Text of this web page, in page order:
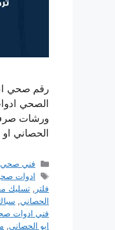
رقم صحي
الصحي
ورشات
الحصاني
التصنيفات
فني صحي
الوسوم
ادوات
فلتر , تسليك
الحصاني,
فني ادوات
ابو الحصاني,